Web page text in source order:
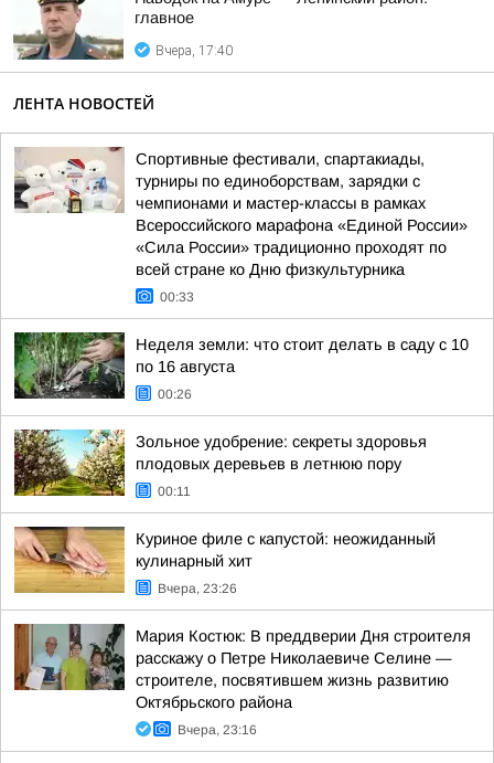
главное
Вчера, 17:40
ЛЕНТА НОВОСТЕЙ
Спортивные фестивали, спартакиады,
турниры по единоборствам, зарядки с
чемпионами и мастер-классы в рамках
Всероссийского марафона «Единой России»
«Сила России» традиционно проходят по
всей стране ко Дню физкультурника
00:33
Неделя земли: что стоит делать в саду с 10
по 16 августа
00:26
Зольное удобрение: секреты здоровья
плодовых деревьев в летнюю пору
00:11
Куриное филе с капустой: неожиданный
кулинарный хит
Вчера, 23:26
Мария Костюк: В преддверии Дня строителя
расскажу о Петре Николаевиче Селине —
строителе, посвятившем жизнь развитию
Октябрьского района
Вчера, 23:16